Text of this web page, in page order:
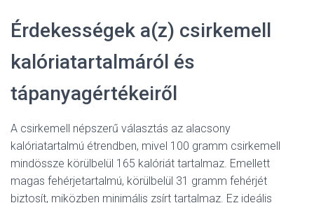
Érdekességek a(z) csirkemell
kalóriatartalmáról és
tápanyagértékeiről
A csirkemell népszerű választás az alacsony
kalóriatartalmú étrendben, mivel 100 gramm csirkemell
mindössze körülbelül 165 kalóriát tartalmaz. Emellett
magas fehérjetartalmú, körülbelül 31 gramm fehérjét
biztosít, miközben minimális zsírt tartalmaz. Ez ideális